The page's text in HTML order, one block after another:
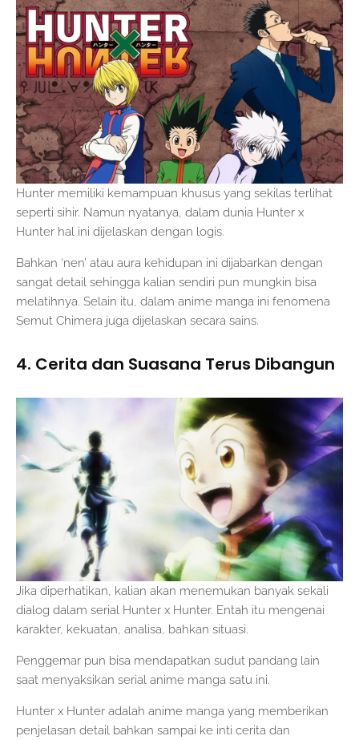
Hunter memiliki kemampuan khusus yang sekilas terlihat
seperti sihir. Namun nyatanya, dalam dunia Hunter x
Hunter hal ini dijelaskan dengan logis.
Bahkan ‘nen’ atau aura kehidupan ini dijabarkan dengan
sangat detail sehingga kalian sendiri pun mungkin bisa
melatihnya. Selain itu, dalam anime manga ini fenomena
Semut Chimera juga dijelaskan secara sains.
4. Cerita dan Suasana Terus Dibangun
Jika diperhatikan, kalian akan menemukan banyak sekali
dialog dalam serial Hunter x Hunter. Entah itu mengenai
karakter, kekuatan, analisa, bahkan situasi.
Penggemar pun bisa mendapatkan sudut pandang lain
saat menyaksikan serial anime manga satu ini.
Hunter x Hunter adalah anime manga yang memberikan
penjelasan detail bahkan sampai ke inti cerita dan